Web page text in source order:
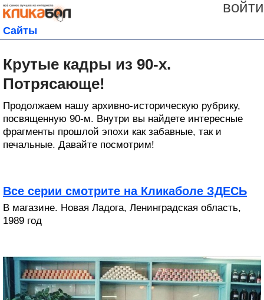
войти
Сайты
Крутые кадры из 90-х.
Потрясающе!
Продолжаем нашу архивно-историческую рубрику,
посвященную 90-м. Внутри вы найдете интересные
фрагменты прошлой эпохи как забавные, так и
печальные. Давайте посмотрим!
Все серии смотрите на Кликаболе ЗДЕСЬ
В магазине. Новая Ладога, Ленинградская область,
1989 год